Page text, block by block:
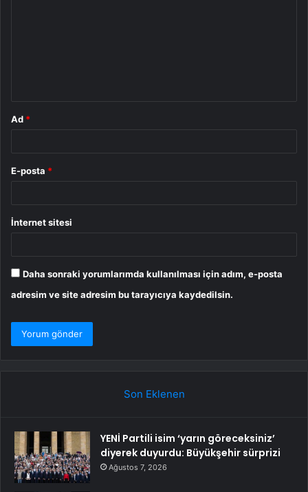
Ad *
E-posta *
İnternet sitesi
Daha sonraki yorumlarımda kullanılması için adım, e-posta
adresim ve site adresim bu tarayıcıya kaydedilsin.
Son Eklenen
YENİ Partili isim ‘yarın göreceksiniz’
diyerek duyurdu: Büyükşehir sürprizi
Ağustos 7, 2026